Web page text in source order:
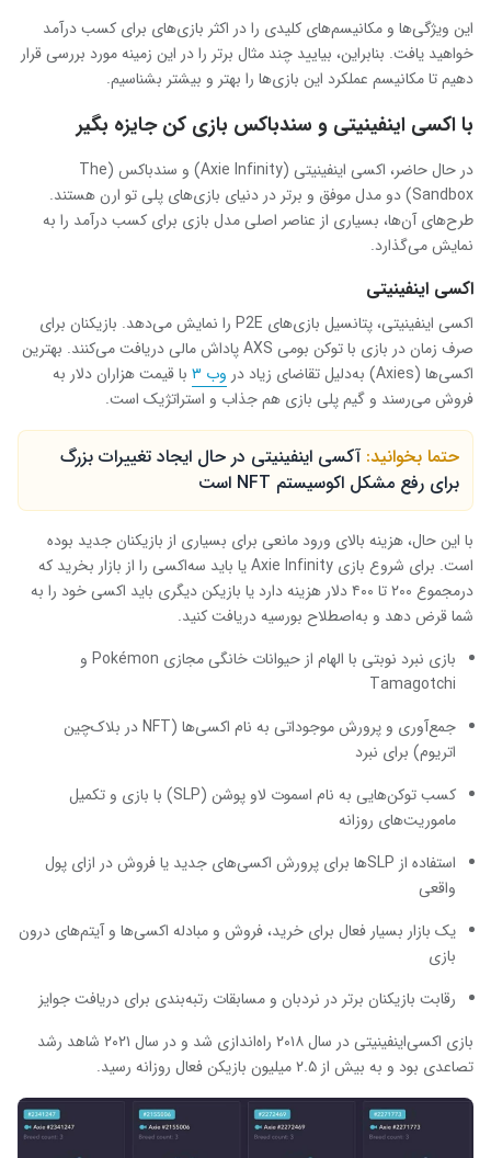
این ویژگی‌ها و مکانیسم‌های کلیدی را در اکثر بازی‌های برای کسب درآمد
خواهید یافت. بنابراین، بیایید چند مثال برتر را در این زمینه مورد بررسی قرار
دهیم تا مکانیسم عملکرد این بازی‌ها را بهتر و بیشتر بشناسیم.
با اکسی اینفینیتی و سندباکس بازی کن جایزه بگیر
در حال حاضر، اکسی اینفینیتی (Axie Infinity) و سندباکس (The
Sandbox) دو مدل موفق و برتر در دنیای بازی‌های پلی تو ارن هستند.
طرح‌های آن‌ها، بسیاری از عناصر اصلی مدل بازی برای کسب درآمد را به
نمایش می‌گذارد.
اکسی اینفینیتی
اکسی اینفینیتی، پتانسیل بازی‌های P2E را نمایش می‌دهد. بازیکنان برای
صرف زمان در بازی با توکن بومی AXS پاداش مالی دریافت می‌کنند. بهترین
اکسی‌ها (Axies) به‌دلیل تقاضای زیاد در
وب ۳
با قیمت هزاران دلار به
فروش می‌رسند و گیم پلی بازی هم جذاب و استراتژیک است.
حتما بخوانید: آکسی اینفینیتی در حال ایجاد تغییرات بزرگ
برای رفع مشکل اکوسیستم NFT است
با این حال، هزینه بالای ورود مانعی برای بسیاری از بازیکنان جدید بوده
است. برای شروع بازی Axie Infinity یا باید سه‌اکسی را از بازار بخرید که
درمجموع ۲۰۰ تا ۴۰۰ دلار هزینه دارد یا بازیکن دیگری باید اکسی خود را به
شما قرض دهد و به‌اصطلاح بورسیه دریافت کنید.
بازی نبرد نوبتی با الهام از حیوانات خانگی مجازی Pokémon و
Tamagotchi
جمع‌آوری و پرورش موجوداتی به نام اکسی‌ها (NFT در بلاک‌چین
اتریوم) برای نبرد
کسب توکن‌هایی به نام اسموت لاو پوشن (SLP) با بازی و تکمیل
ماموریت‌های روزانه
استفاده از SLPها برای پرورش اکسی‌های جدید یا فروش در ازای پول
واقعی
یک بازار بسیار فعال برای خرید، فروش و مبادله اکسی‌ها و آیتم‌های درون
بازی
رقابت بازیکنان برتر در نردبان و مسابقات رتبه‌بندی برای دریافت جوایز
بازی اکسی‌اینفینیتی در سال ۲۰۱۸ راه‌اندازی شد و در سال ۲۰۲۱ شاهد رشد
تصاعدی بود و به بیش از ۲.۵ میلیون بازیکن فعال روزانه رسید.